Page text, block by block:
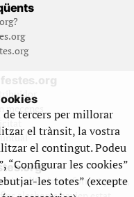
editorial en format paper,
tercers per millorar
el trànsit, la vostra
el contingut. Podeu
“Configurar les cookies”
les totes” (excepte